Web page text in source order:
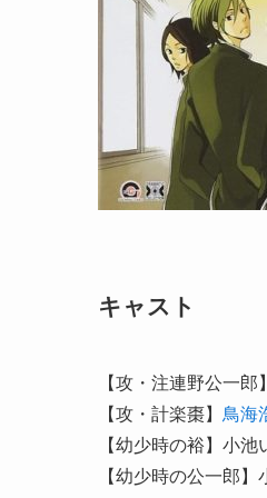
キャスト
【攻・注連野公一郎】
【攻・計楽棗】 鳥海
【幼少時の裕】小池
【幼少時の公一郎